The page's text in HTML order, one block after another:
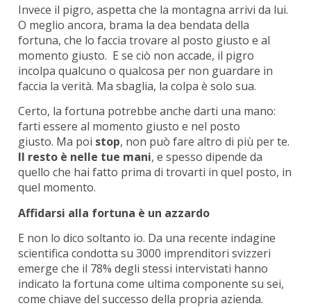
Invece il pigro, aspetta che la montagna arrivi da lui.
O meglio ancora, brama la dea bendata della
fortuna, che lo faccia trovare al posto giusto e al
momento giusto. E se ciò non accade, il pigro
incolpa qualcuno o qualcosa per non guardare in
faccia la verità. Ma sbaglia, la colpa è solo sua.
Certo, la fortuna potrebbe anche darti una mano:
farti essere al momento giusto e nel posto
giusto. Ma poi stop, non può fare altro di più per te.
Il resto è nelle tue mani, e spesso dipende da
quello che hai fatto prima di trovarti in quel posto, in
quel momento.
Affidarsi alla fortuna è un azzardo
E non lo dico soltanto io. Da una recente indagine
scientifica condotta su 3000 imprenditori svizzeri
emerge che il 78% degli stessi intervistati hanno
indicato la fortuna come ultima componente su sei,
come chiave del successo della propria azienda.